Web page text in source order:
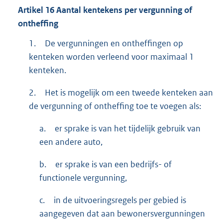
Artikel 16Aantal kentekens per vergunning of
ontheffing
1.
De vergunningen en ontheffingen op
kenteken worden verleend voor maximaal 1
kenteken.
2.
Het is mogelijk om een tweede kenteken aan
de vergunning of ontheffing toe te voegen als:
a.
er sprake is van het tijdelijk gebruik van
een andere auto,
b.
er sprake is van een bedrijfs- of
functionele vergunning,
c.
in de uitvoeringsregels per gebied is
aangegeven dat aan bewonersvergunningen